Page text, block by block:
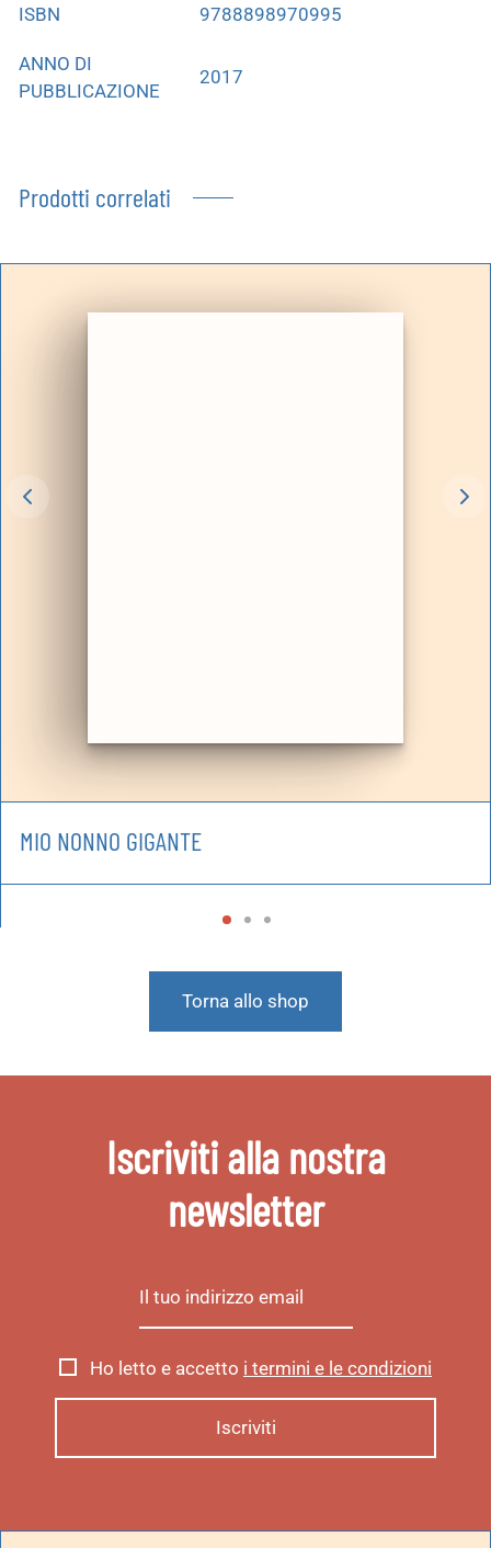
ISBN 9788898970995
ANNO DI
PUBBLICAZIONE
2017
Prodotti correlati
MIO NONNO GIGANTE
Torna allo shop
Iscriviti alla nostra
newsletter
Ho letto e accetto i termini e le condizioni